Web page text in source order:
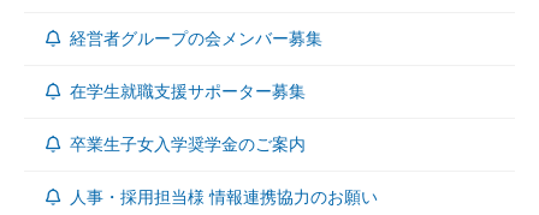
経営者グループの会メンバー募集
在学生就職支援サポーター募集
卒業生子女入学奨学金のご案内
人事・採用担当様 情報連携協力のお願い